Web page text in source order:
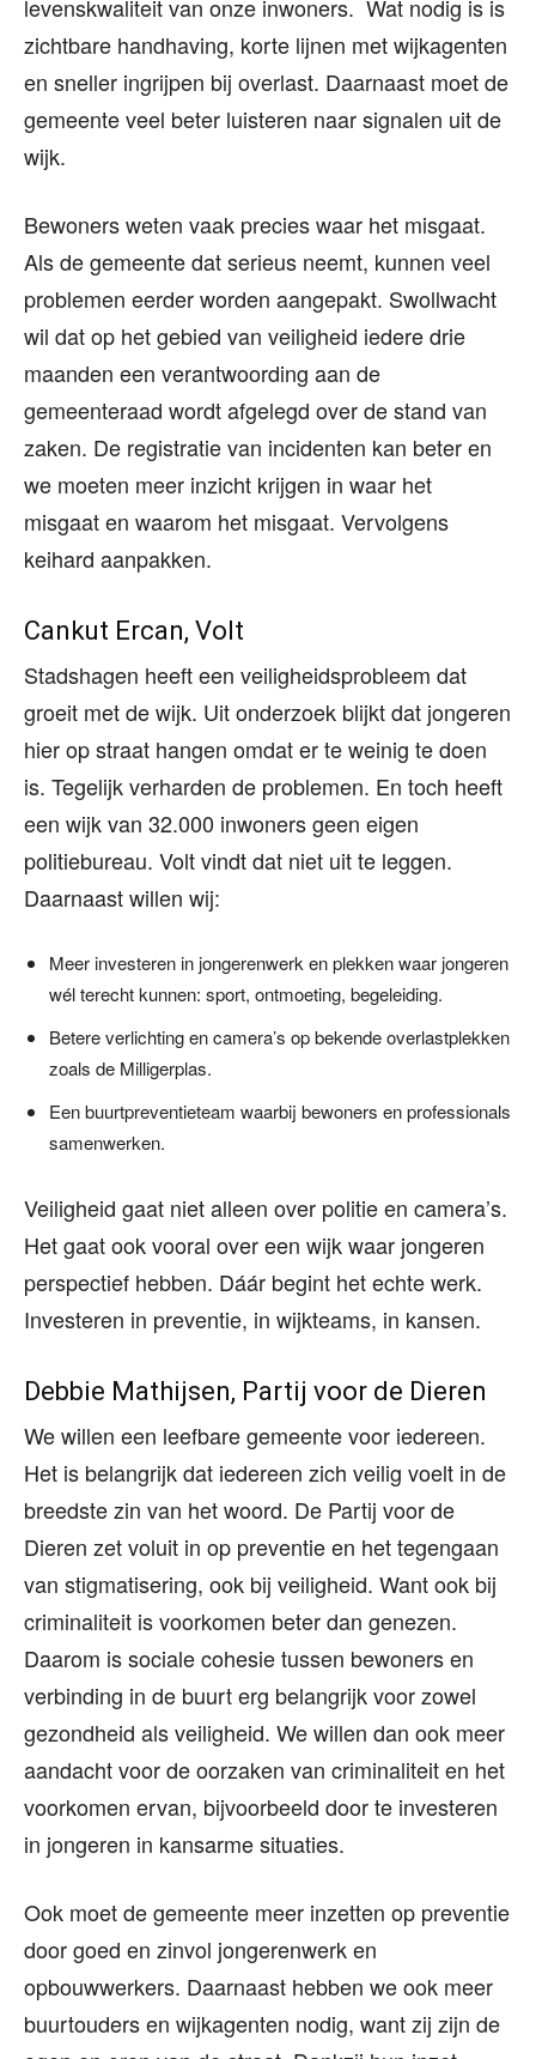
levenskwaliteit van onze inwoners. Wat nodig is is
zichtbare handhaving, korte lijnen met wijkagenten
en sneller ingrijpen bij overlast. Daarnaast moet de
gemeente veel beter luisteren naar signalen uit de
wijk.
Bewoners weten vaak precies waar het misgaat.
Als de gemeente dat serieus neemt, kunnen veel
problemen eerder worden aangepakt. Swollwacht
wil dat op het gebied van veiligheid iedere drie
maanden een verantwoording aan de
gemeenteraad wordt afgelegd over de stand van
zaken. De registratie van incidenten kan beter en
we moeten meer inzicht krijgen in waar het
misgaat en waarom het misgaat. Vervolgens
keihard aanpakken.
Cankut Ercan, Volt
Stadshagen heeft een veiligheidsprobleem dat
groeit met de wijk. Uit onderzoek blijkt dat jongeren
hier op straat hangen omdat er te weinig te doen
is. Tegelijk verharden de problemen. En toch heeft
een wijk van 32.000 inwoners geen eigen
politiebureau. Volt vindt dat niet uit te leggen.
Daarnaast willen wij:
Meer investeren in jongerenwerk en plekken waar jongeren
wél terecht kunnen: sport, ontmoeting, begeleiding.
Betere verlichting en camera’s op bekende overlastplekken
zoals de Milligerplas.
Een buurtpreventieteam waarbij bewoners en professionals
samenwerken.
Veiligheid gaat niet alleen over politie en camera’s.
Het gaat ook vooral over een wijk waar jongeren
perspectief hebben. Dáár begint het echte werk.
Investeren in preventie, in wijkteams, in kansen.
Debbie Mathijsen, Partij voor de Dieren
We willen een leefbare gemeente voor iedereen.
Het is belangrijk dat iedereen zich veilig voelt in de
breedste zin van het woord. De Partij voor de
Dieren zet voluit in op preventie en het tegengaan
van stigmatisering, ook bij veiligheid. Want ook bij
criminaliteit is voorkomen beter dan genezen.
Daarom is sociale cohesie tussen bewoners en
verbinding in de buurt erg belangrijk voor zowel
gezondheid als veiligheid. We willen dan ook meer
aandacht voor de oorzaken van criminaliteit en het
voorkomen ervan, bijvoorbeeld door te investeren
in jongeren in kansarme situaties.
Ook moet de gemeente meer inzetten op preventie
door goed en zinvol jongerenwerk en
opbouwwerkers. Daarnaast hebben we ook meer
buurtouders en wijkagenten nodig, want zij zijn de